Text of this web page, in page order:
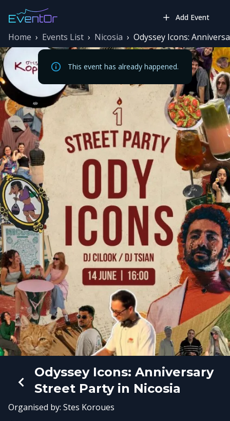
Add Event
This event has already happened.
Home › Events List › Nicosia › Odyssey Icons:
Odyssey Icons: Anniversary
Street Party in Nicosia
Organised by: Stes Koroues